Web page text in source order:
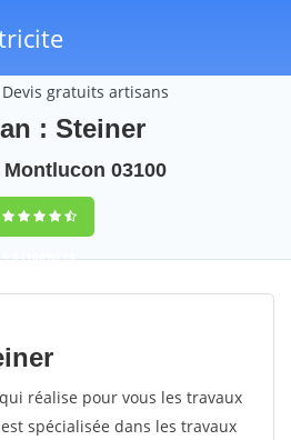
Devis gratuits artisans
: Steiner
03100
9,5(100%)75
votes
réalise pour vous les travaux
spécialisée dans les travaux